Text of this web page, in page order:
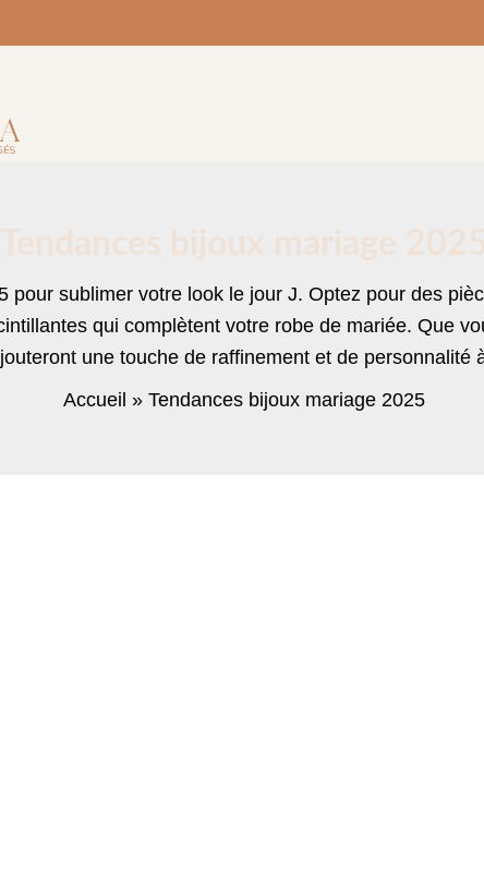
pour sublimer votre look le jour J. Optez pour des
qui complètent votre robe de mariée. Que
une touche de raffinement et de personnalité
Accueil
Tendances bijoux mariage 2025